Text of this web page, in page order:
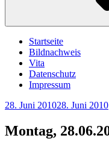
Startseite
Bildnachweis
Vita
Datenschutz
Impressum
Veröffentlicht
28. Juni 201028. Juni 2010
Montag,